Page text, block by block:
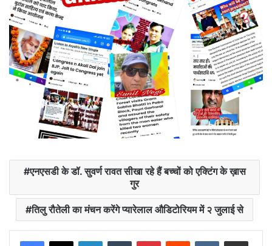
एनएसडी के डॉ. सुवर्ण रावत सीखा रहे हैं बच्चों को एक्टिंग के ख़ास
गुर
तिलु रौतेली का मंचन करेंगे प्यारेलाल औडिटोरियम में २ जुलाई से
LinkedInTumblr PinterestReddit VKontakteShare via Email